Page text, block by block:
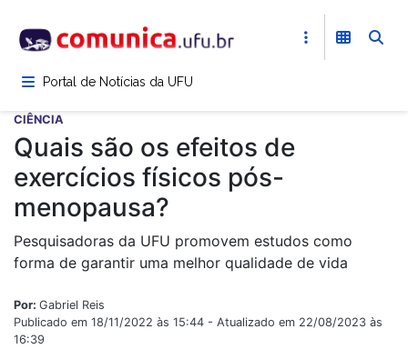
para
conteúdoPortal de Notícias da UFU
CIÊNCIA
Quais são os efeitos de
exercícios físicos pós-
menopausa?
Pesquisadoras da UFU promovem estudos como
forma de garantir uma melhor qualidade de vida
Por: Gabriel Reis
Publicado em 18/11/2022 às 15:44 - Atualizado em 22/08/2023 às
16:39